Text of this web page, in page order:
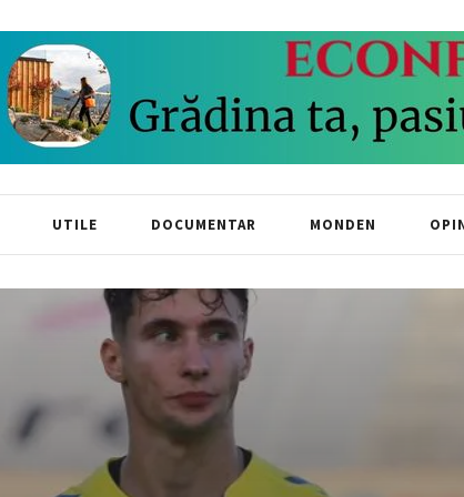
UTILE DOCUMENTAR MONDEN